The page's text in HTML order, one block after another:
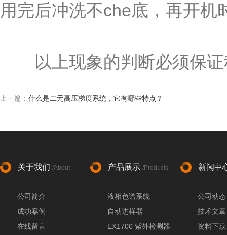
用完后冲洗不che底，再开
以上现象的判断必须保证
上一篇： 什么是二元高压梯度系统，它有哪些特点？
关于我们 /About
公司简介
成功案例
在线留言
产品展示 /Products
液相色谱系统
自动进样器
EX1700 紫外检测器
新闻中
公司动态
技术文章
资料下载